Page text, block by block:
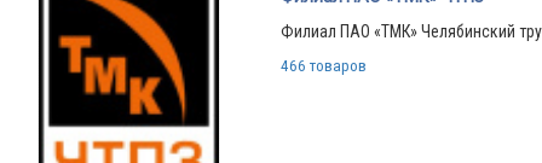
Филиал ПАО «ТМК» Челябинский
466 товаров